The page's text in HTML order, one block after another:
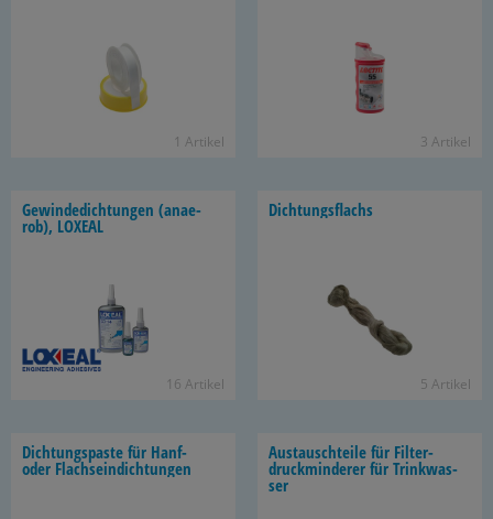
1 Ar­ti­kel 3 Ar­ti­kel
Ge­win­de­dich­tun­gen (an­ae­
rob), LO­XE­AL
16 Ar­ti­kel
Dich­tungs­flachs
5 Ar­ti­kel
Dich­tungs­pas­te für Hanf-
oder Flach­s­ein­dich­tun­gen
Aus­tausch­tei­le für Fil­ter­
druck­min­de­rer für Trink­was­
ser